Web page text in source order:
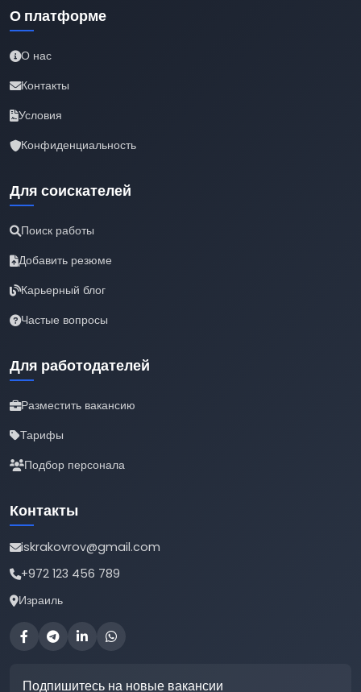
О платформе
О нас
Контакты
Условия
Конфиденциальность
Для соискателей
Поиск работы
Добавить резюме
Карьерный блог
Частые вопросы
Для работодателей
Разместить вакансию
Тарифы
Подбор персонала
Контакты
iskrakovrov@gmail.com
+972 123 456 789
Израиль
Подпишитесь на новые вакансии